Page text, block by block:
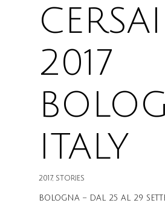
2017
ITALY
2017, STORIES
BOLOGNA – DAL 25 AL 29